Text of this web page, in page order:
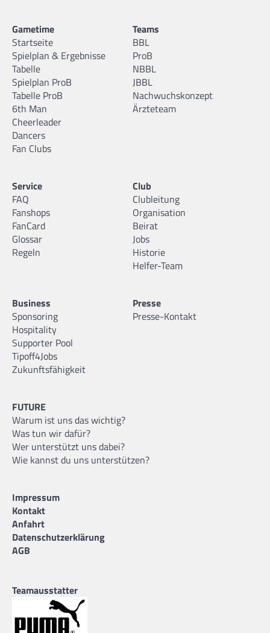
Gametime
Startseite
Spielplan & Ergebnisse
Tabelle
Spielplan ProB
Tabelle ProB
6th Man
Cheerleader
Dancers
Fan Clubs
Teams
BBL
ProB
NBBL
JBBL
Nachwuchskonzept
Ärzteteam
Service
FAQ
Fanshops
FanCard
Glossar
Regeln
Club
Clubleitung
Organisation
Beirat
Jobs
Historie
Helfer-Team
Business
Sponsoring
Hospitality
Supporter Pool
Tipoff4Jobs
Zukunftsfähigkeit
Presse
Presse-Kontakt
FUTURE
Warum ist uns das wichtig?
Was tun wir dafür?
Wer unterstützt uns dabei?
Wie kannst du uns unterstützen?
Impressum
Kontakt
Anfahrt
Datenschutzerklärung
AGB
Teamausstatter